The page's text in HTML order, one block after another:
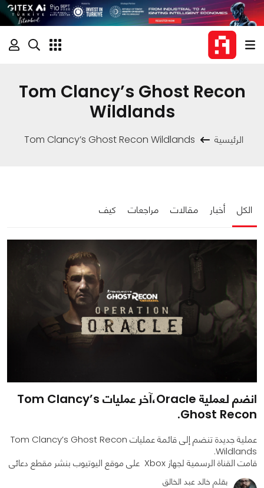
Tom Clancy’s Ghost Recon
Wildlands
الرئيسية Tom Clancy’s Ghost Recon Wildlands
الكل أخبار مقالات مراجعات كيف
انضم لعملية Oracle،آخر عمليات Tom Clancy’s
Ghost Recon.
عملية جديدة تنضم إلى قائمة عمليات Tom Clancy’s Ghost Recon
Wildlands.
قامت القناة الرسمية لجهاز Xbox على موقع اليوتيوب بنشر مقطع دعائى
بقلم خالد عبد الخالق